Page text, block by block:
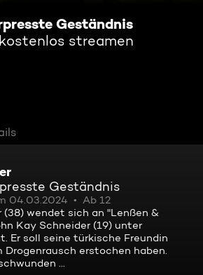
Geständnis
streamen
Geständnis
04.03.2024
Ab 12
(38) wendet sich an "Lenßen &
Kay Schneider (19) unter
Er soll seine türkische Freundin
Drogenrausch erstochen haben.
...